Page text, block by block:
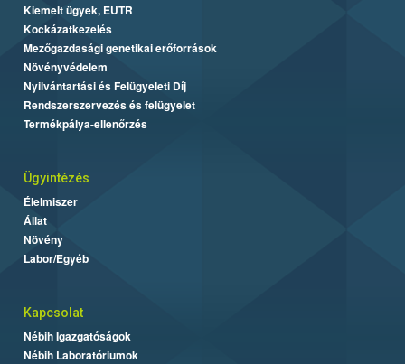
Kiemelt ügyek, EUTR
Kockázatkezelés
Mezőgazdasági genetikai erőforrások
Növényvédelem
Nyilvántartási és Felügyeleti Díj
Rendszerszervezés és felügyelet
Termékpálya-ellenőrzés
Ügyintézés
Élelmiszer
Állat
Növény
Labor/Egyéb
Kapcsolat
Nébih Igazgatóságok
Nébih Laboratóriumok